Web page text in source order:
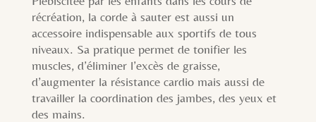
récréation, la corde à sauter est aussi un
accessoire indispensable aux sportifs de tous
niveaux. Sa pratique permet de tonifier les
muscles, d’éliminer l’excès de graisse,
d’augmenter la résistance cardio mais aussi de
travailler la coordination des jambes, des yeux et
des mains.